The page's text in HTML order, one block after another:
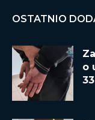
OSTATNIO
o